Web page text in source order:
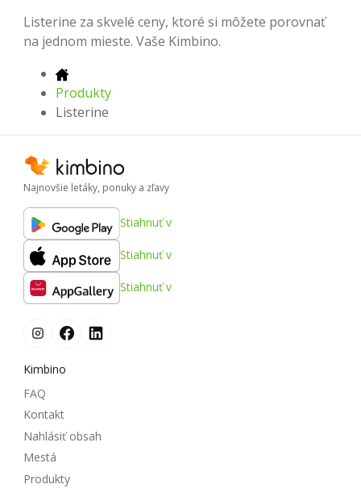
Listerine za skvelé ceny, ktoré si môžete porovnať
na jednom mieste. Vaše Kimbino.
Produkty
Listerine
Najnovšie letáky, ponuky a zľavy
Stiahnuť v
Stiahnuť v
Stiahnuť v
Kimbino
FAQ
Kontakt
Nahlásiť obsah
Mestá
Produkty